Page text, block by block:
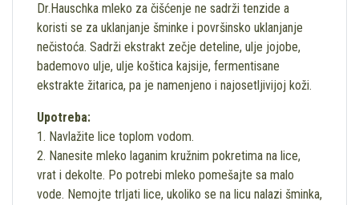
Dr.Hauschka mleko za čišćenje ne sadrži tenzide a
koristi se za uklanjanje šminke i površinsko uklanjanje
nečistoća. Sadrži ekstrakt zečje deteline, ulje jojobe,
bademovo ulje, ulje koštica kajsije, fermentisane
ekstrakte žitarica, pa je namenjeno i najosetljivijoj koži.
Upotreba:
1. Navlažite lice toplom vodom.
2. Nanesite mleko laganim kružnim pokretima na lice,
vrat i dekolte. Po potrebi mleko pomešajte sa malo
vode. Nemojte trljati lice, ukoliko se na licu nalazi šminka,